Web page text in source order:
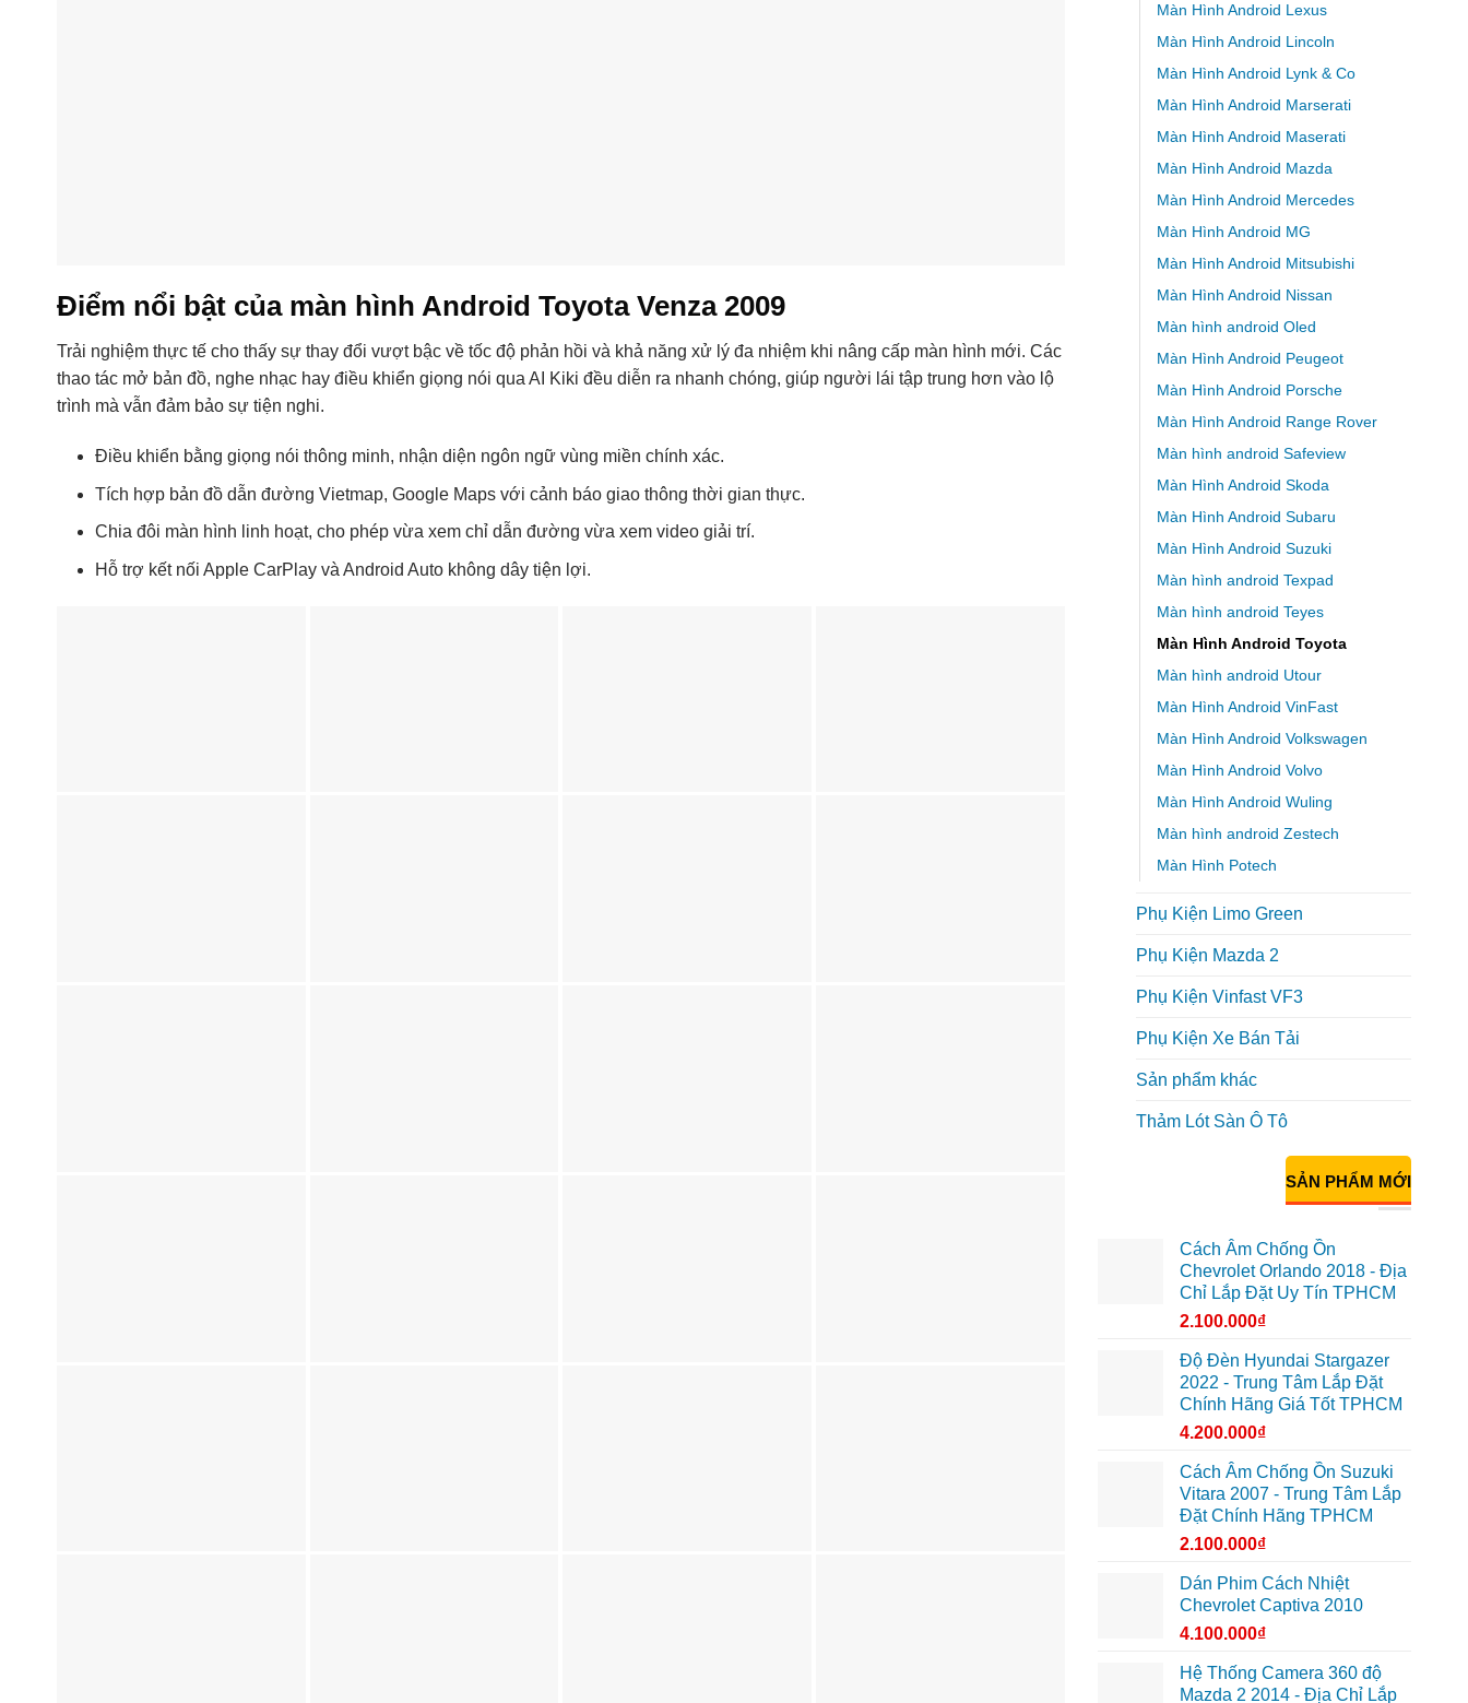
Điểm nổi bật của màn hình Android Toyota Venza 2009
Trải nghiệm thực tế cho thấy sự thay đổi vượt bậc về tốc độ phản hồi và khả năng xử lý đa nhiệm khi nâng cấp màn hình mới. Các
thao tác mở bản đồ, nghe nhạc hay điều khiển giọng nói qua AI Kiki đều diễn ra nhanh chóng, giúp người lái tập trung hơn vào lộ
trình mà vẫn đảm bảo sự tiện nghi.
Điều khiển bằng giọng nói thông minh, nhận diện ngôn ngữ vùng miền chính xác.
Tích hợp bản đồ dẫn đường Vietmap, Google Maps với cảnh báo giao thông thời gian thực.
Chia đôi màn hình linh hoạt, cho phép vừa xem chỉ dẫn đường vừa xem video giải trí.
Hỗ trợ kết nối Apple CarPlay và Android Auto không dây tiện lợi.
Màn Hình Android Lexus
Màn Hình Android Lincoln
Màn Hình Android Lynk & Co
Màn Hình Android Marserati
Màn Hình Android Maserati
Màn Hình Android Mazda
Màn Hình Android Mercedes
Màn Hình Android MG
Màn Hình Android Mitsubishi
Màn Hình Android Nissan
Màn hình android Oled
Màn Hình Android Peugeot
Màn Hình Android Porsche
Màn Hình Android Range Rover
Màn hình android Safeview
Màn Hình Android Skoda
Màn Hình Android Subaru
Màn Hình Android Suzuki
Màn hình android Texpad
Màn hình android Teyes
Màn Hình Android Toyota
Màn hình android Utour
Màn Hình Android VinFast
Màn Hình Android Volkswagen
Màn Hình Android Volvo
Màn Hình Android Wuling
Màn hình android Zestech
Màn Hình Potech
Phụ Kiện Limo Green
Phụ Kiện Mazda 2
Phụ Kiện Vinfast VF3
Phụ Kiện Xe Bán Tải
Sản phẩm khác
Thảm Lót Sàn Ô Tô
SẢN PHẨM MỚI
Cách Âm Chống Ồn
Chevrolet Orlando 2018 - Địa
Chỉ Lắp Đặt Uy Tín TPHCM
2.100.000₫
Độ Đèn Hyundai Stargazer
2022 - Trung Tâm Lắp Đặt
Chính Hãng Giá Tốt TPHCM
4.200.000₫
Cách Âm Chống Ồn Suzuki
Vitara 2007 - Trung Tâm Lắp
Đặt Chính Hãng TPHCM
2.100.000₫
Dán Phim Cách Nhiệt
Chevrolet Captiva 2010
4.100.000₫
Hệ Thống Camera 360 độ
Mazda 2 2014 - Địa Chỉ Lắp